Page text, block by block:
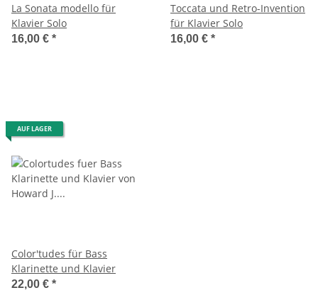
La Sonata modello für
Klavier Solo
16,00 € *
Toccata und Retro-Invention
für Klavier Solo
16,00 € *
AUF LAGER
Color'tudes für Bass
Klarinette und Klavier
22,00 € *